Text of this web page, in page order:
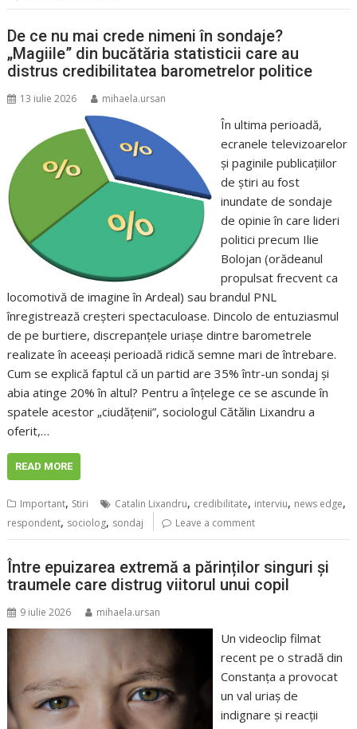
De ce nu mai crede nimeni în sondaje?
„Magiile” din bucătăria statisticii care au
distrus credibilitatea barometrelor politice
13 iulie 2026 mihaela.ursan
În ultima perioadă,
ecranele televizoarelor
și paginile publicațiilor
de știri au fost
inundate de sondaje
de opinie în care lideri
politici precum Ilie
Bolojan (orădeanul
propulsat frecvent ca
locomotivă de imagine în Ardeal) sau brandul PNL
înregistrează creșteri spectaculoase. Dincolo de entuziasmul
de pe burtiere, discrepanțele uriașe dintre barometrele
realizate în aceeași perioadă ridică semne mari de întrebare.
Cum se explică faptul că un partid are 35% într-un sondaj și
abia atinge 20% în altul? Pentru a înțelege ce se ascunde în
spatele acestor „ciudățenii”, sociologul Cătălin Lixandru a
oferit,…
READ MORE
Important, Stiri Catalin Lixandru, credibilitate, interviu, news edge,
respondent, sociolog, sondaj Leave a comment
Între epuizarea extremă a părinților singuri și
traumele care distrug viitorul unui copil
9 iulie 2026 mihaela.ursan
Un videoclip filmat
recent pe o stradă din
Constanța a provocat
un val uriaș de
indignare și reacții